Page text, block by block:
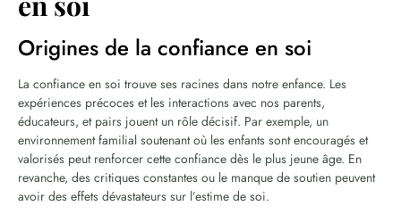
Origines de la confiance en soi
La confiance en soi trouve ses racines dans notre enfance. Les
expériences précoces et les interactions avec nos parents,
éducateurs, et pairs jouent un rôle décisif. Par exemple, un
environnement familial soutenant où les enfants sont encouragés et
valorisés peut renforcer cette confiance dès le plus jeune âge. En
revanche, des critiques constantes ou le manque de soutien peuvent
avoir des effets dévastateurs sur l’estime de soi.